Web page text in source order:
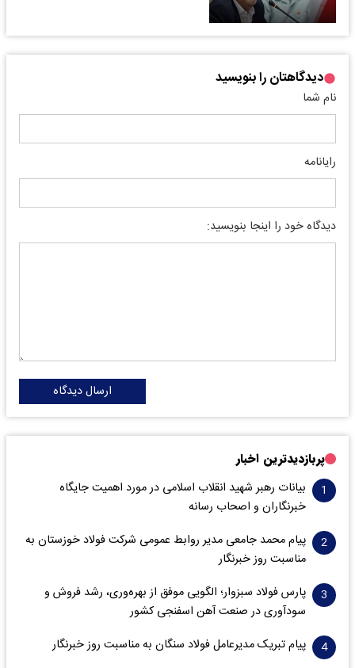
دیدگاهتان را بنویسید
نام شما
رایانامه
دیدگاه خود را اینجا بنویسید:
ارسال دیدگاه
پربازدیدترین اخبار
بیانات رهبر شهید انقلاب اسلامی در مورد اهمیت جایگاه
خبرنگاران و اصحاب رسانه
پیام محمد جامعی مدیر روابط عمومی شرکت فولاد خوزستان به
مناسبت روز خبرنگار
پارس فولاد سبزوار؛ الگویی موفق از بهره‌وری، رشد فروش و
سود‌آوری در صنعت آهن اسفنجی کشور
پیام تبریک مدیرعامل فولاد سنگان به مناسبت روز خبرنگار